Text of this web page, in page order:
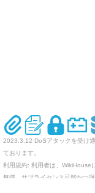
2023.3.12 DoSアタックを受け
ております。
利用規約: 利用者は、WikiHouse
無償、サブライセンス可能かつ